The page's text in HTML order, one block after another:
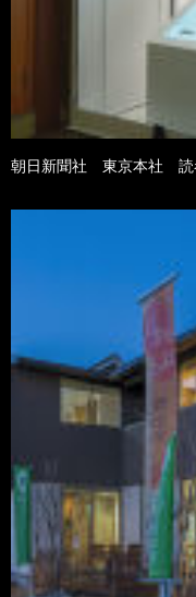
朝日新聞社 東京本社 読